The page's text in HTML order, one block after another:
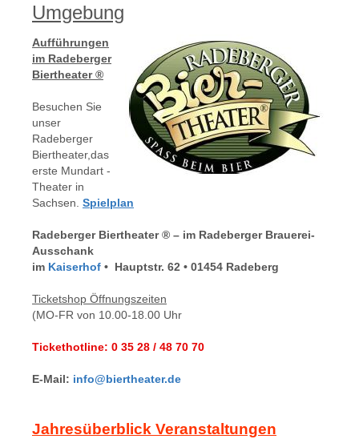
Umgebung
Aufführungen
im Radeberger
Biertheater®
Besuchen Sie
unser
Radeberger
Biertheater,das
erste Mundart -
Theater in
Sachsen. Spielplan
Radeberger Biertheater ® – im Radeberger Brauerei-
Ausschank
im Kaiserhof • Hauptstr. 62 • 01454 Radeberg
Ticketshop Öffnungszeiten
(MO-FR von 10.00-18.00 Uhr
Tickethotline: 0 35 28 / 48 70 70
E-Mail: info@biertheater.de
Jahresüberblick Veranstaltungen